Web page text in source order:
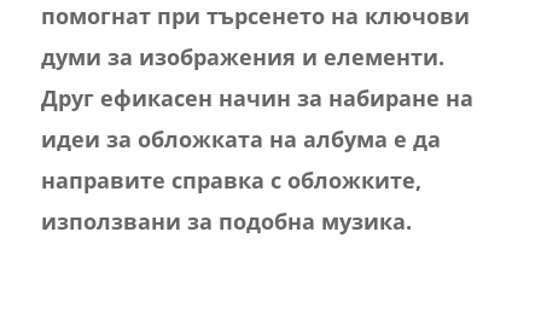
помогнат при търсенето на ключови
думи за изображения и елементи.
Друг ефикасен начин за набиране на
идеи за обложката на албума е да
направите справка с обложките,
използвани за подобна музика.